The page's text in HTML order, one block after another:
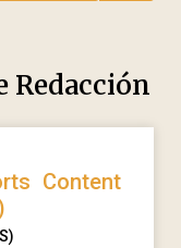
Redacción
Content